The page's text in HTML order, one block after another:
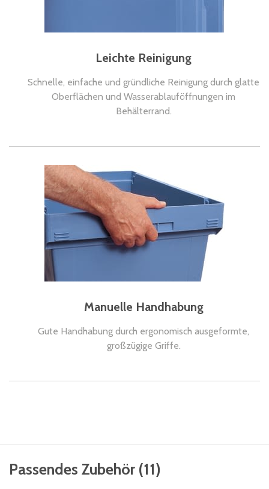
Leichte Reinigung
Schnelle, einfache und gründliche Reinigung durch glatte
Oberflächen und Wasserablauföffnungen im
Behälterrand.
Manuelle Handhabung
Gute Handhabung durch ergonomisch ausgeformte,
großzügige Griffe.
Passendes Zubehör (11)